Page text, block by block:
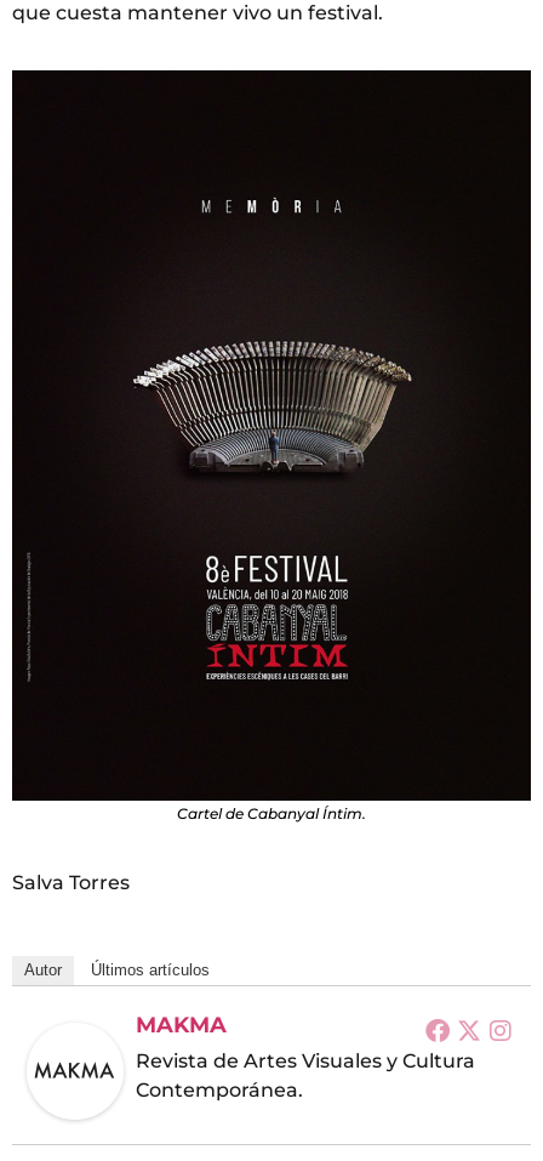
que cuesta mantener vivo un festival.
Cartel de Cabanyal Íntim.
Salva Torres
Autor Últimos artículos
MAKMA
Revista de Artes Visuales y Cultura
Contemporánea.